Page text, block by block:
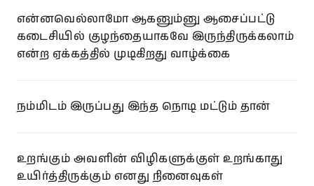
என்னவெல்லாமோ ஆகனும்னு ஆசைப்பட்டு
கடைசியில் குழந்தையாகவே இருந்திருக்கலாம்
என்ற ஏக்கத்தில் முடிகிறது வாழ்க்கை
நம்மிடம் இருப்பது இந்த நொடி மட்டும் தான்
உறங்கும் அவளின் விழிகளுக்குள் உறங்காது
உயிர்த்திருக்கும் எனது நினைவுகள்